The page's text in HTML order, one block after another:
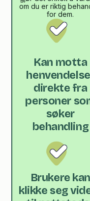
om du er riktig
for dem.
Kan motta
direkte fra
personer
søker
behandling
Brukere kan
klikke seg